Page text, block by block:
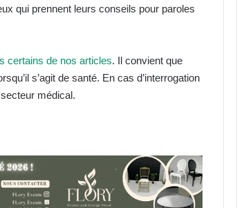
qui prennent leurs conseils pour paroles
certains de nos articles. Il convient que
s’agit de santé. En cas d’interrogation
médical.
Gabon : les hépatites virales et les
maladies digestives au cœur d’un